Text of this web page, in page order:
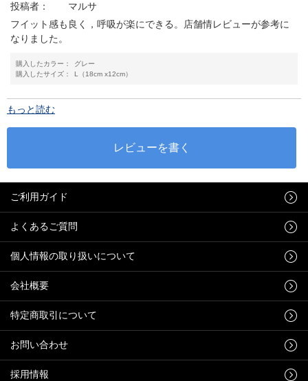
投稿者：
マルサ
フイット感も良く，呼吸が楽にできる。店舗情レビューが参考に
なりました。
購入したカラー：
グレー
購入したサイズ：
L（18cm x12cm）
もっと読む
ご利用ガイド
よくあるご質問
個人情報の取り扱いについて
会社概要
特定商取引について
お問い合わせ
採用情報